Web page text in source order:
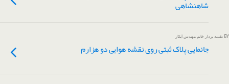
شاهنشاهی
BY نقشه بردار خانم مهندس آبکار
جانمایی پلاک ثبتی روی نقشه هوایی دو هزارم